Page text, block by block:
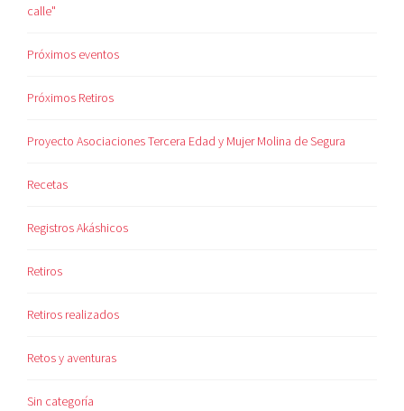
calle"
Próximos eventos
Próximos Retiros
Proyecto Asociaciones Tercera Edad y Mujer Molina de Segura
Recetas
Registros Akáshicos
Retiros
Retiros realizados
Retos y aventuras
Sin categoría